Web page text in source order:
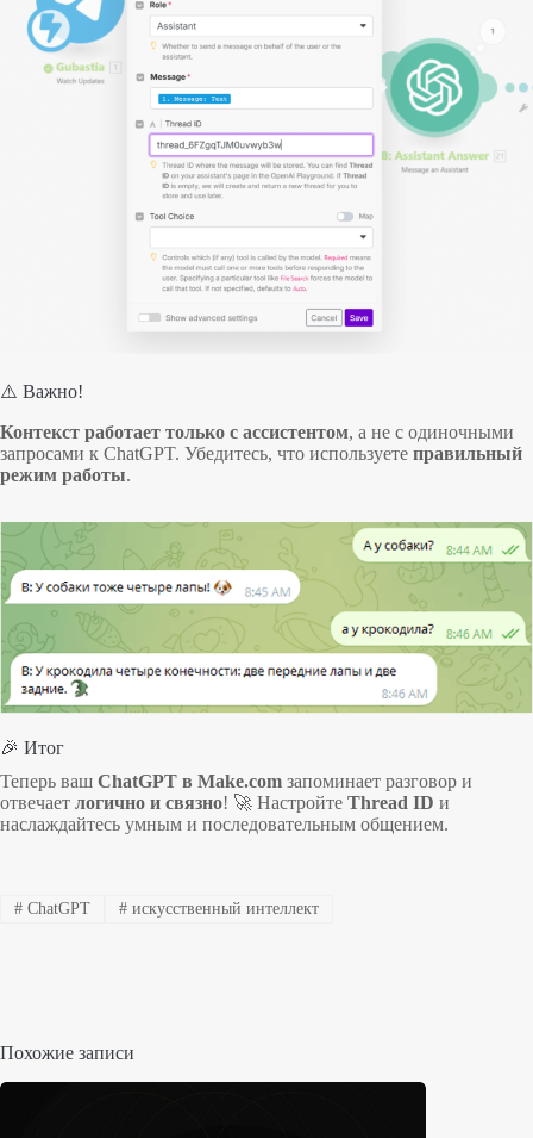
⚠️ Важно!
Контекст работает только с ассистентом, а не с одиночными
запросами к ChatGPT. Убедитесь, что используете правильный
режим работы.
🎉 Итог
Теперь ваш ChatGPT в Make.com запоминает разговор и
отвечает логично и связно! 🚀 Настройте Thread ID и
наслаждайтесь умным и последовательным общением.
#ChatGPT #искусственный интеллект
Похожие записи